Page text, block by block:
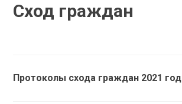
Сход граждан
Протоколы схода граждан 2021 год